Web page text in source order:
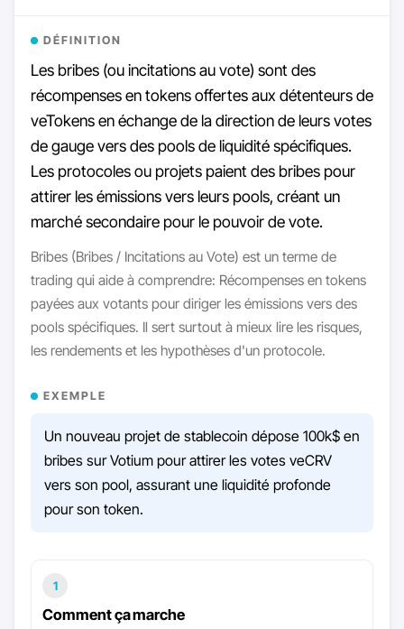
DÉFINITION
Les bribes (ou incitations au vote) sont des
récompenses en tokens offertes aux détenteurs de
veTokens en échange de la direction de leurs votes
de gauge vers des pools de liquidité spécifiques.
Les protocoles ou projets paient des bribes pour
attirer les émissions vers leurs pools, créant un
marché secondaire pour le pouvoir de vote.
Bribes (Bribes / Incitations au Vote) est un terme de
trading qui aide à comprendre: Récompenses en tokens
payées aux votants pour diriger les émissions vers des
pools spécifiques. Il sert surtout à mieux lire les risques,
les rendements et les hypothèses d'un protocole.
EXEMPLE
Un nouveau projet de stablecoin dépose 100k$ en
bribes sur Votium pour attirer les votes veCRV
vers son pool, assurant une liquidité profonde
pour son token.
1
Comment ça marche